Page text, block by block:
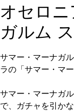
オセロ
ガルム
サマー・マーナガ
ラの「サマー・マ
サマー・マーナガ
で、ガチャを引か